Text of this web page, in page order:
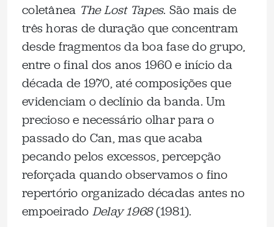
coletânea The Lost Tapes. São mais de
três horas de duração que concentram
desde fragmentos da boa fase do grupo,
entre o final dos anos 1960 e início da
década de 1970, até composições que
evidenciam o declínio da banda. Um
precioso e necessário olhar para o
passado do Can, mas que acaba
pecando pelos excessos, percepção
reforçada quando observamos o fino
repertório organizado décadas antes no
empoeirado Delay 1968(1981).